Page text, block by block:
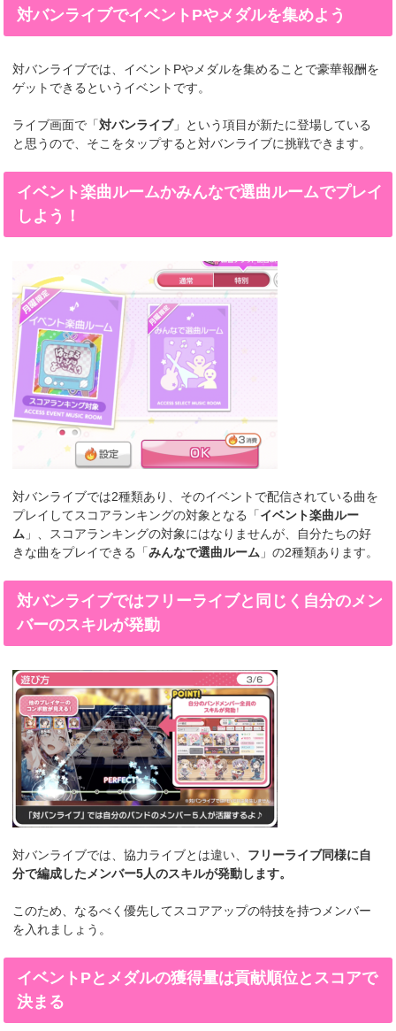
対バンライブでイベントPやメダルを集めよう
対バンライブでは、イベントPやメダルを集めることで豪華報酬を
ゲットできるというイベントです。
ライブ画面で「対バンライブ」という項目が新たに登場している
と思うので、そこをタップすると対バンライブに挑戦できます。
イベント楽曲ルームかみんなで選曲ルームでプレイ
しよう！
対バンライブでは2種類あり、そのイベントで配信されている曲を
プレイしてスコアランキングの対象となる「イベント楽曲ルー
ム 」、スコアランキングの対象にはなりませんが、自分たちの好
きな曲をプレイできる「みんなで選曲ルーム 」の2種類あります。
対バンライブではフリーライブと同じく自分のメン
バーのスキルが発動
対バンライブでは、協力ライブとは違い、 フリーライブ同様に自
分で編成したメンバー5人のスキルが発動します。
このため、なるべく優先してスコアアップの特技を持つメンバー
を入れましょう。
イベントPとメダルの獲得量は貢献順位とスコアで
決まる